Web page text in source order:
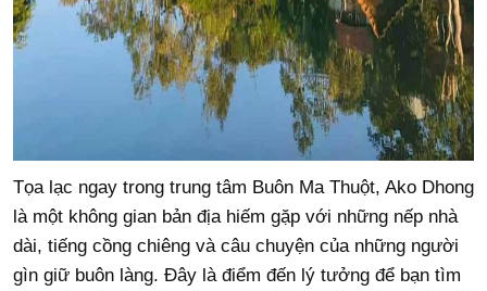
Tọa lạc ngay trong trung tâm Buôn Ma Thuột, Ako Dhong
là một không gian bản địa hiếm gặp với những nếp nhà
dài, tiếng cồng chiêng và câu chuyện của những người
gìn giữ buôn làng. Đây là điểm đến lý tưởng để bạn tìm